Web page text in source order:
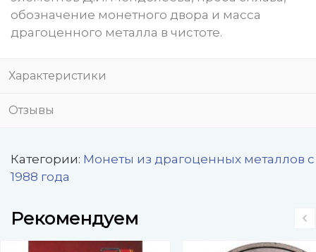
обозначение монетного двора и масса
драгоценного металла в чистоте.
Характеристики
Отзывы
Категории: Монеты из драгоценных металлов с
1988 года
Рекомендуем